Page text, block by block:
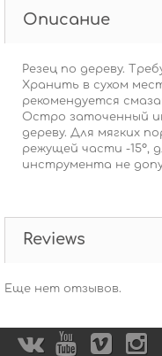
Описание
Резец по дереву.
Хранить в сухом
рекомендуется
Остро заточенный
дереву. Для мягких
режущей части -15°,
инструмента не
Reviews
Еще нет отзывов.